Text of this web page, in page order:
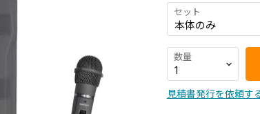
セット
数量
見積書発行を依頼す